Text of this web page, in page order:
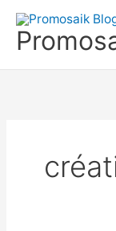
Skip
content